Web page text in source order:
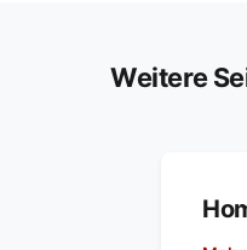
Weitere